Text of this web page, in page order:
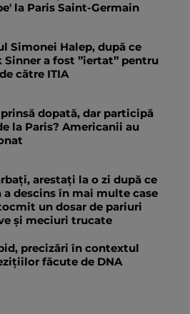
la Paris Saint-Germain
Simonei Halep, după ce
Sinner a fost ”iertat” pentru
către ITIA
dopată, dar participă
la Paris? Americanii au
arestați la o zi după ce
descins în mai multe case
un dosar de pariuri
și meciuri trucate
precizări în contextul
făcute de DNA